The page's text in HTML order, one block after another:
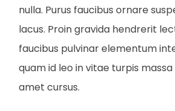
nulla. Purus faucibus ornare
lacus. Proin gravida hendrerit
faucibus pulvinar elementum
quam id leo in vitae turpis
amet cursus.